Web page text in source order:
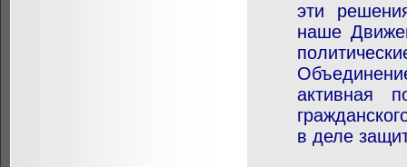
эти
наше
активная
в деле